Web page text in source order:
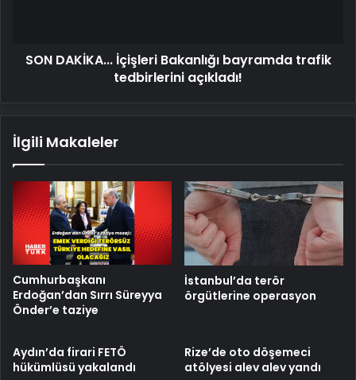
SON DAKİKA... İçişleri Bakanlığı bayramda trafik
tedbirlerini açıkladı!
İlgili Makaleler
Cumhurbaşkanı
Erdoğan’dan Sırrı Süreyya
Önder’e taziye
İstanbul’da terör
örgütlerine operasyon
Aydın’da firari FETÖ
hükümlüsü yakalandı
Rize’de oto döşemeci
atölyesi alev alev yandı